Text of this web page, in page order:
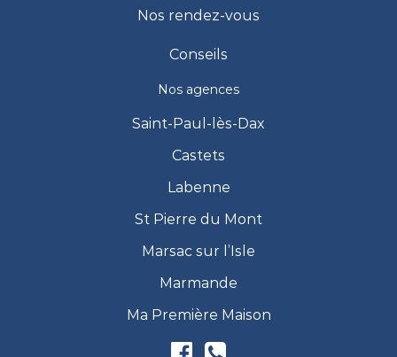
Nos rendez-vous
Conseils
Nos agences
Saint-Paul-lès-Dax
Castets
Labenne
St Pierre du Mont
Marsac sur l’Isle
Marmande
Ma Première Maison